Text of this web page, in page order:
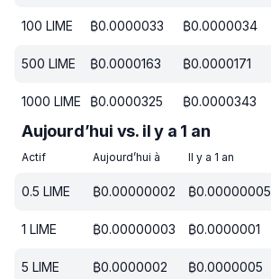
100 LIME ₿0.0000033 ₿0.0000034
500 LIME ₿0.0000163 ₿0.0000171
1000 LIME ₿0.0000325 ₿0.0000343
Aujourd’hui vs. il y a 1 an
Actif Aujourd’hui à Il y a 1 an
0.5 LIME ₿0.00000002 ₿0.00000005
1 LIME ₿0.00000003 ₿0.0000001
5 LIME ₿0.0000002 ₿0.0000005